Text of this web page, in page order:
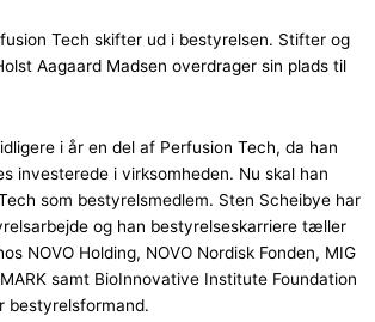
Tech skifter ud i bestyrelsen. Stifter og
Aagaard Madsen overdrager sin plads til
i år en del af Perfusion Tech, da han
investerede i virksomheden. Nu skal han
som bestyrelsmedlem. Sten Scheibye har
og han bestyrelseskarriere tæller
NOVO Holding, NOVO Nordisk Fonden, MIG
samt BioInnovative Institute Foundation
bestyrelsformand.